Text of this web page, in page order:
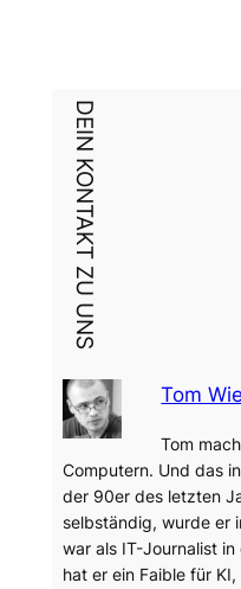
DEIN KONTAKT ZU UNS
Tom
Tom
Computern. Und das
der 90er des letzten
selbständig, wurde er
war als IT-Journalist
hat er ein Faible für